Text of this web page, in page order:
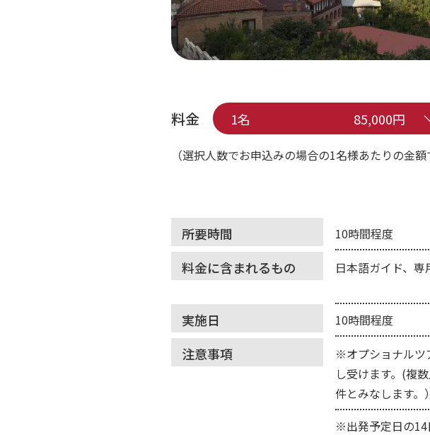
料金 1名 85,000円
（選択人数でお申込みの場合の1名様あたりの金額
所要時間 10時間程度
料金に含まれるもの 日本語ガイド、
実施日 10時間程度
注意事項
※オプショナルツ
し受けます。(複
件とみなします。）
※出発予定日の14